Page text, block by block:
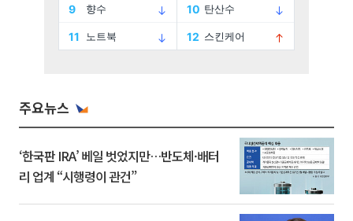
주요뉴스
‘한국판 IRA’ 베일 벗었지만…반도체·배터
리 업계 “시행령이 관건”